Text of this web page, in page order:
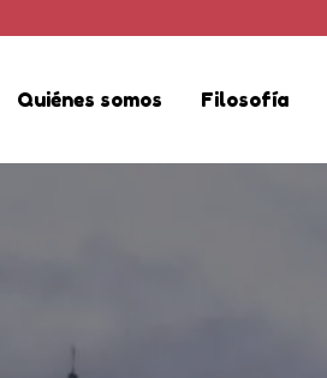
Quiénes somos Filosofía